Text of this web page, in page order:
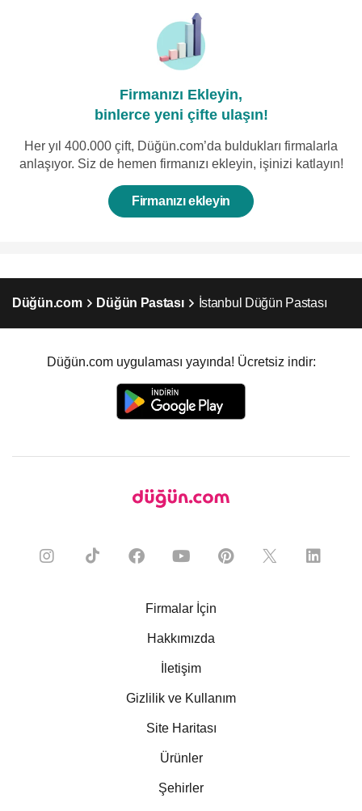
Firmanızı Ekleyin,
binlerce yeni çifte ulaşın!
Her yıl 400.000 çift, Düğün.com’da buldukları firmalarla
anlaşıyor. Siz de hemen firmanızı ekleyin, işinizi katlayın!
Firmanızı ekleyin
Düğün.com Düğün Pastası İstanbul Düğün Pastası
Düğün.com uygulaması yayında! Ücretsiz indir:
Firmalar İçin
Hakkımızda
İletişim
Gizlilik ve Kullanım
Site Haritası
Ürünler
Şehirler